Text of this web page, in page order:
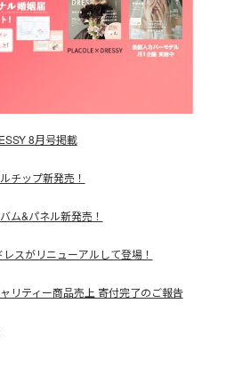
8月号掲載
チップ新発売！
ム&パネル新発売！
レスがリニューアルして登場！
ャリティー商品売上 寄付完了のご報告